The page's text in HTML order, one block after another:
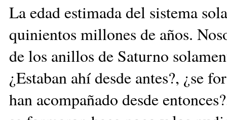
La edad estimada del sistema
quinientos millones de años.
de los anillos de Saturno
¿Estaban ahí desde antes?, ¿se
han acompañado desde